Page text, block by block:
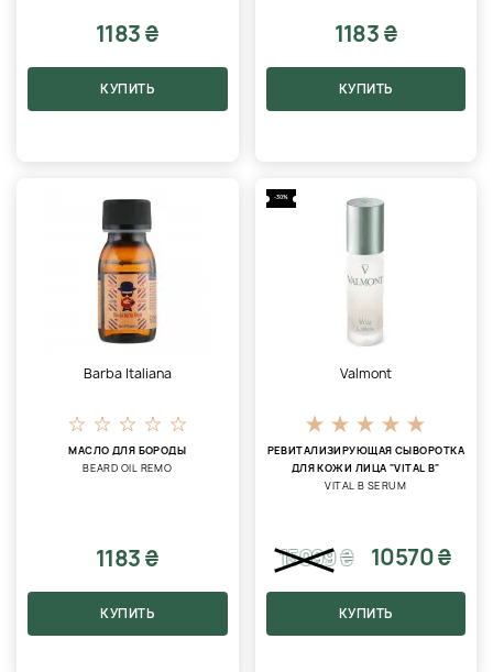
1183 ₴
КУПИТЬ
1183 ₴
КУПИТЬ
Barba Italiana
МАСЛО ДЛЯ БОРОДЫ
BEARD OIL REMO
1183 ₴
КУПИТЬ
-30%
Valmont
РЕВИТАЛИЗИРУЮЩАЯ СЫВОРОТКА
ДЛЯ КОЖИ ЛИЦА "VITAL B"
VITAL B SERUM
15099₴ 10570 ₴
КУПИТЬ